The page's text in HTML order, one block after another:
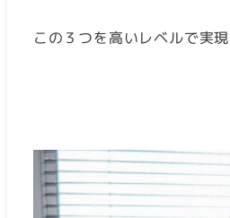
この３つを高いレベルで実